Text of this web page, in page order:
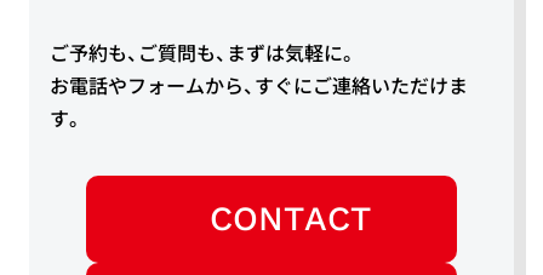
ご予約も、ご質問も、まずは気軽に。
お電話やフォームから、すぐにご連絡いただけま
す。
CONTACT